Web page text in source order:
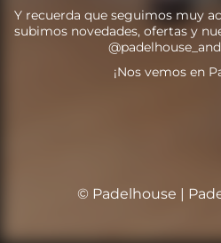
Y recuerda que seguimos muy
subimos novedades, ofertas y
¡Nos vemos en
© Padelhouse |